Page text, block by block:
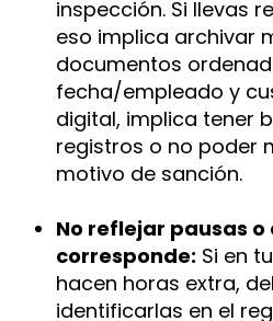
inspección. Si llevas
eso implica archivar
documentos
fecha/empleado y
digital, implica tener
registros o no poder
motivo de sanción.
No reflejar pausas
corresponde: Si en
hacen horas extra,
identificarlas en el